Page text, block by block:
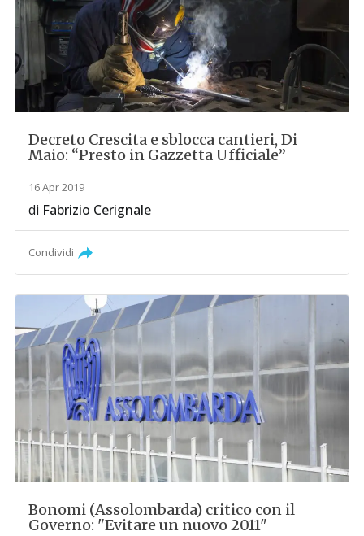
Decreto Crescita e sblocca cantieri, Di
Maio: “Presto in Gazzetta Ufficiale”
16 Apr 2019
di Fabrizio Cerignale
Condividi
Bonomi (Assolombarda) critico con il
Governo: "Evitare un nuovo 2011"